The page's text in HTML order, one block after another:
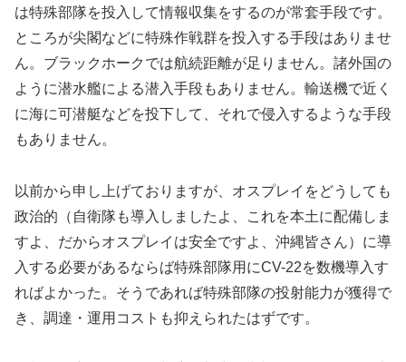
は特殊部隊を投入して情報収集をするのが常套手段です。
ところが尖閣などに特殊作戦群を投入する手段はありませ
ん。ブラックホークでは航続距離が足りません。諸外国の
ように潜水艦による潜入手段もありません。輸送機で近く
に海に可潜艇などを投下して、それで侵入するような手段
もありません。
以前から申し上げておりますが、オスプレイをどうしても
政治的（自衛隊も導入しましたよ、これを本土に配備しま
すよ、だからオスプレイは安全ですよ、沖縄皆さん）に導
入する必要があるならば特殊部隊用にCV-22を数機導入す
ればよかった。そうであれば特殊部隊の投射能力が獲得で
き、調達・運用コストも抑えられたはずです。